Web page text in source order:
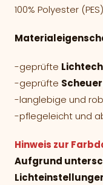
100% Polyester (PES)
-geprüfte
-geprüfte
-langlebige und
-pflegeleicht und
Hinweis zur
Aufgrund